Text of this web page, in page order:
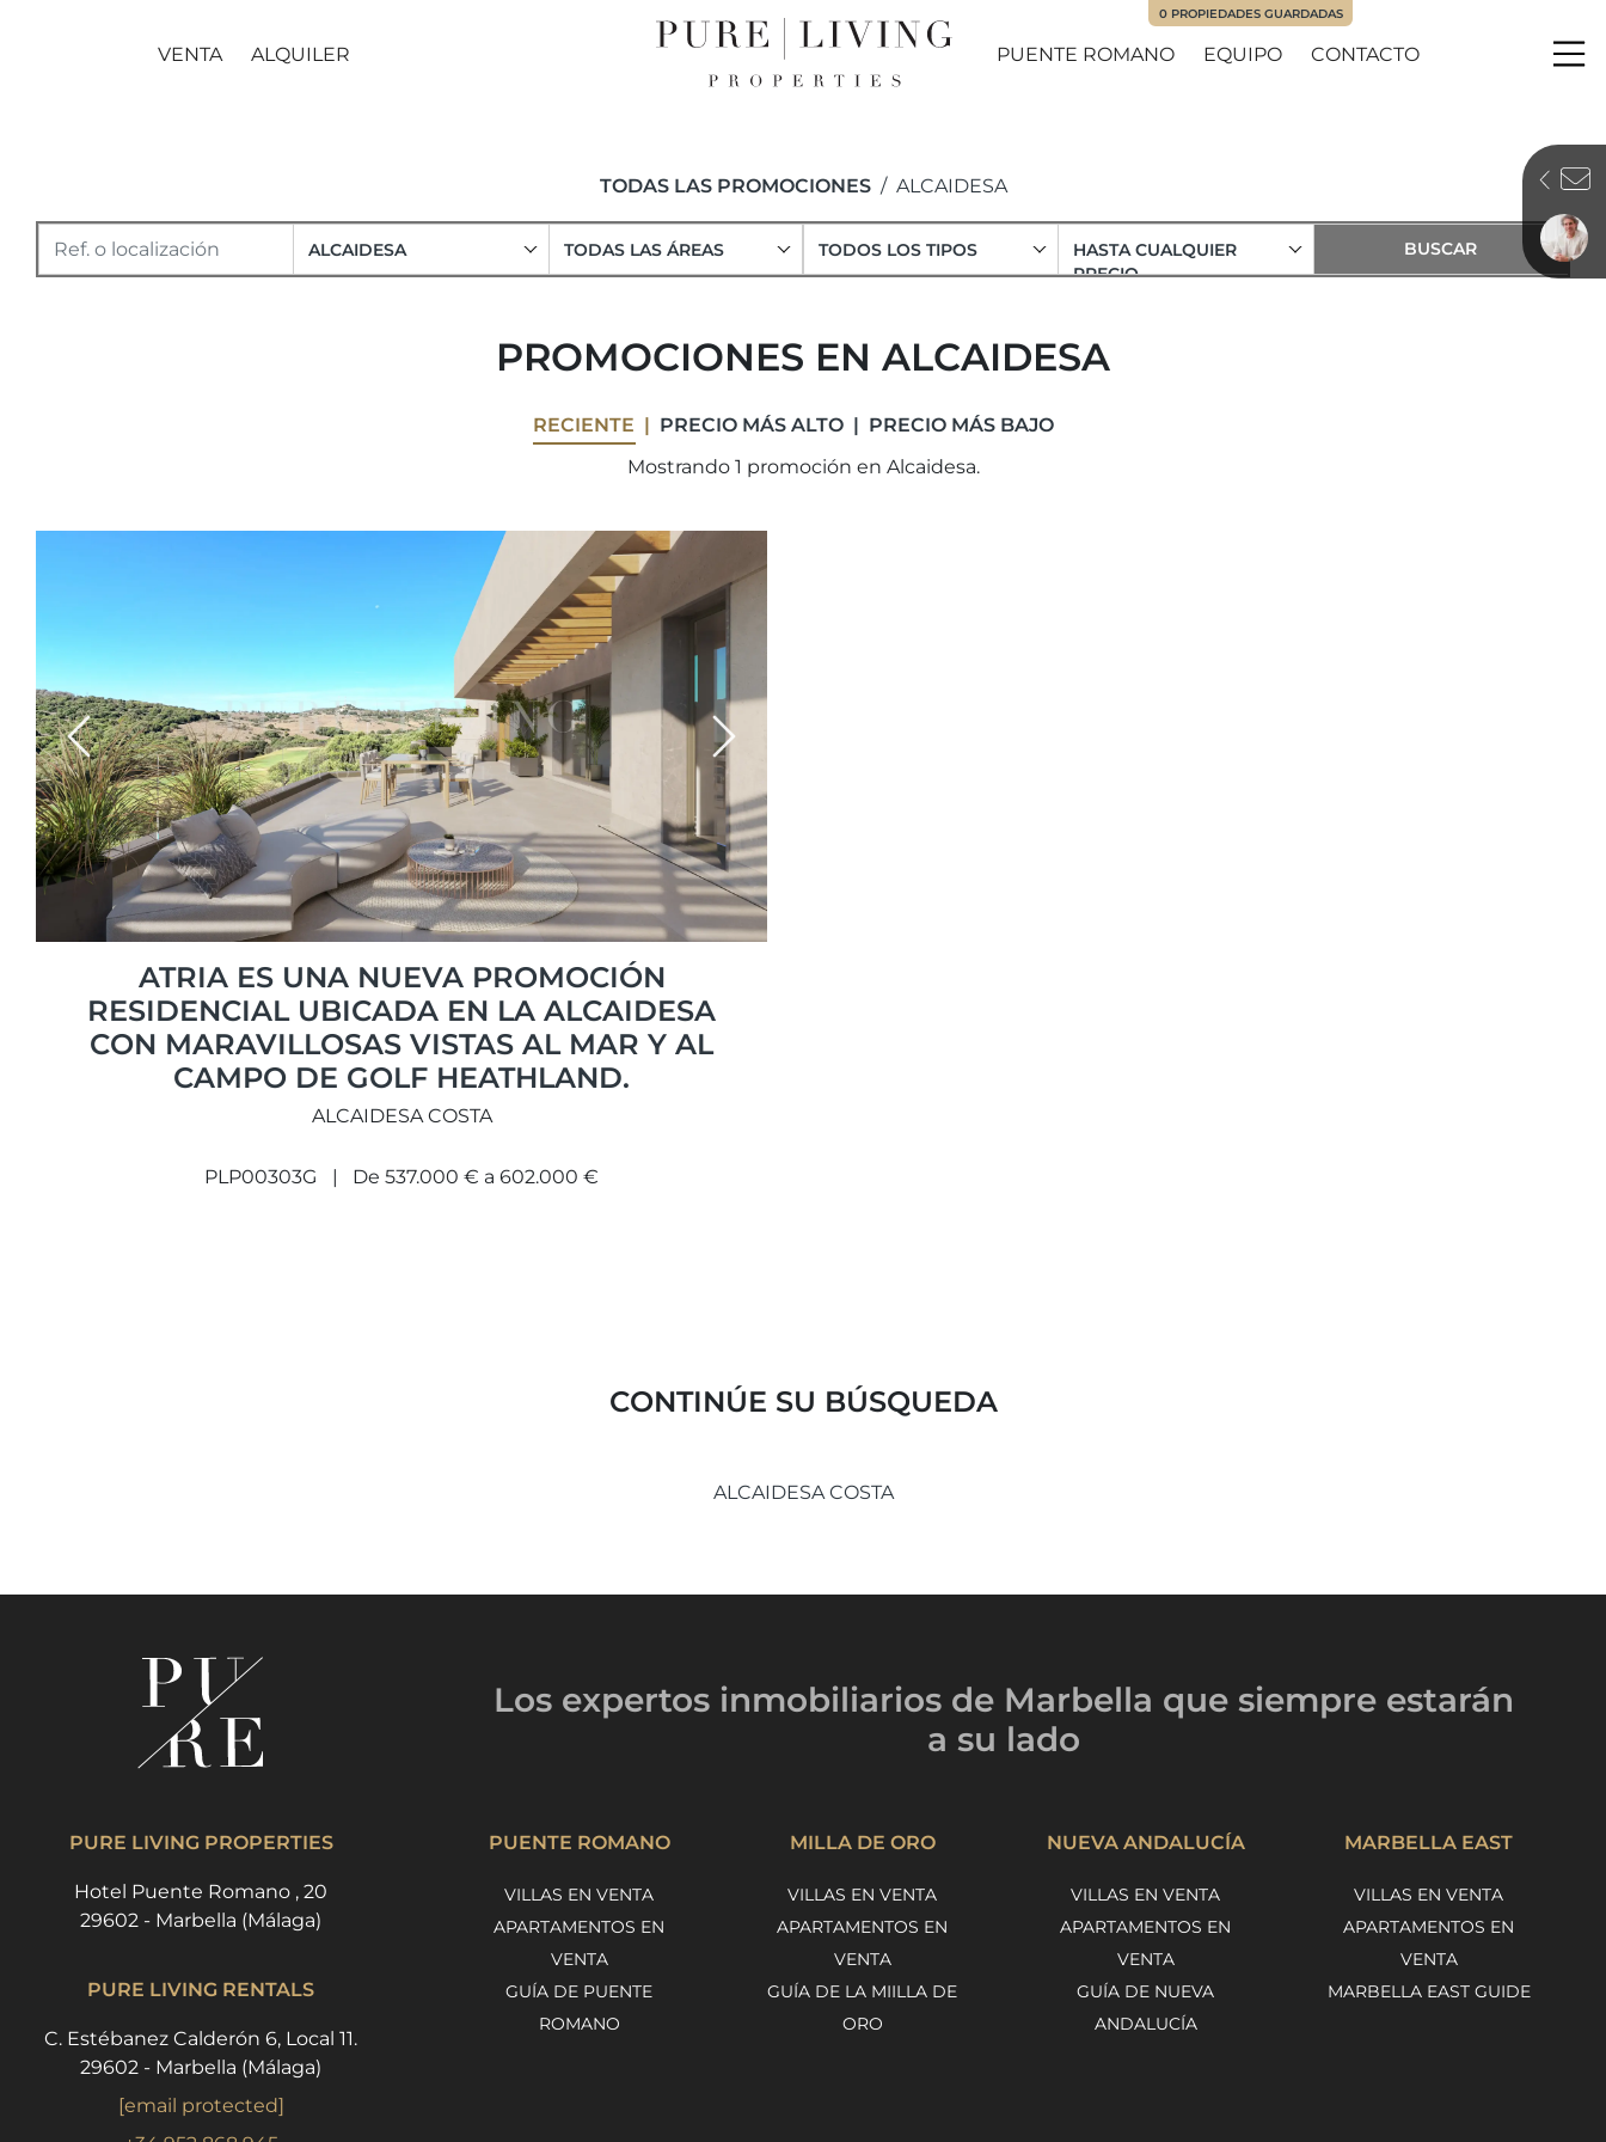
VENTA ALQUILER PUENTE ROMANO EQUIPO CONTACTO
0 PROPIEDADES GUARDADAS
TODAS LAS PROMOCIONES ALCAIDESA
ALCAIDESA TODAS LAS ÁREAS TODOS LOS TIPOS
HASTA CUALQUIER
PRECIO
PROMOCIONES EN ALCAIDESA
RECIENTE PRECIO MÁS ALTO
PRECIO MÁS BAJO
Mostrando 1 promoción en Alcaidesa.
Previous Next
ATRIA ES UNA NUEVA PROMOCIÓN
RESIDENCIAL UBICADA EN LA ALCAIDESA
CON MARAVILLOSAS VISTAS AL MAR Y AL
CAMPO DE GOLF HEATHLAND.
ALCAIDESA COSTA
PLP00303G De 537.000 € a 602.000 €
CONTINÚE SU BÚSQUEDA
ALCAIDESA COSTA
Los expertos inmobiliarios de Marbella que siempre estarán
a su lado
PURE LIVING PROPERTIES
Hotel Puente Romano , 20
29602 - Marbella (Málaga)
PURE LIVING RENTALS
C. Estébanez Calderón 6, Local 11.
29602 - Marbella (Málaga)
[email protected]
PUENTE ROMANO
VILLAS EN VENTA
APARTAMENTOS EN
VENTA
GUÍA DE PUENTE
ROMANO
MILLA DE ORO
VILLAS EN VENTA
APARTAMENTOS EN
VENTA
GUÍA DE LA MIILLA DE
ORO
NUEVA ANDALUCÍA
VILLAS EN VENTA
APARTAMENTOS EN
VENTA
GUÍA DE NUEVA
ANDALUCÍA
MARBELLA EAST
VILLAS EN VENTA
APARTAMENTOS EN
VENTA
MARBELLA EAST GUIDE